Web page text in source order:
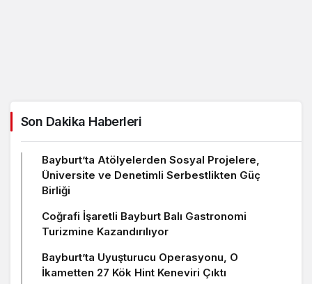
Son Dakika Haberleri
Bayburt’ta Atölyelerden Sosyal Projelere,
Üniversite ve Denetimli Serbestlikten Güç
Birliği
Coğrafi İşaretli Bayburt Balı Gastronomi
Turizmine Kazandırılıyor
Bayburt’ta Uyuşturucu Operasyonu, O
İkametten 27 Kök Hint Keneviri Çıktı